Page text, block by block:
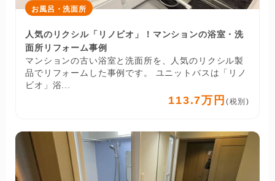
お風呂・洗面所
人気のリクシル「リノビオ」！マンションの浴室・洗
面所リフォーム事例
マンションの古い浴室と洗面所を、人気のリクシル製
品でリフォームした事例です。 ユニットバスは「リノ
ビオ」浴...
113.7万円 (税別)